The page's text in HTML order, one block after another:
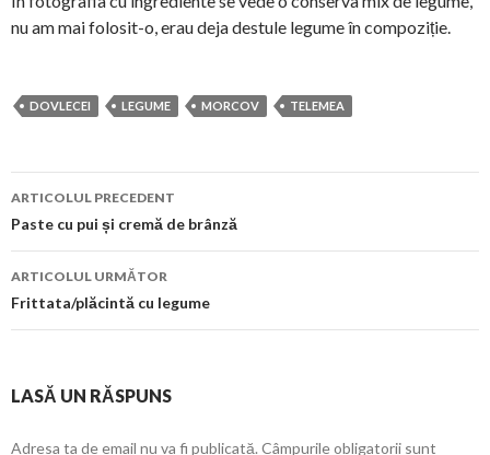
nu am mai folosit-o, erau deja destule legume în compoziție.
DOVLECEI LEGUME MORCOV TELEMEA
Navigare
în
articol
ARTICOLUL PRECEDENT
Paste cu pui și cremă de brânză
ARTICOLUL URMĂTOR
Frittata/plăcintă cu legume
LASĂ UN RĂSPUNS
Adresa ta de email nu va fi publicată. Câmpurile obligatorii sunt